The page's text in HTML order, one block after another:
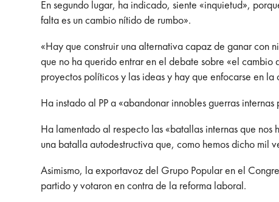
En segundo lugar, ha indicado, siente «inquietud»,
falta es un cambio nítido de rumbo».
«Hay que construir una alternativa capaz de ganar con
que no ha querido entrar en el debate sobre «el
proyectos políticos y las ideas y hay que enfocarse en
Ha instado al PP a «abandonar innobles guerras
Ha lamentado al respecto las «batallas internas que
una batalla autodestructiva que, como hemos dicho mil
Asimismo, la exportavoz del Grupo Popular en el
partido y votaron en contra de la reforma laboral.